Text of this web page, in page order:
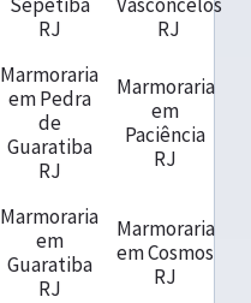
RJ
RJ
Marmoraria
em Pedra
de
Guaratiba
RJ
Marmoraria
em
Paciência
RJ
Marmoraria
em
Guaratiba
RJ
Marmoraria
em Cosmos
RJ